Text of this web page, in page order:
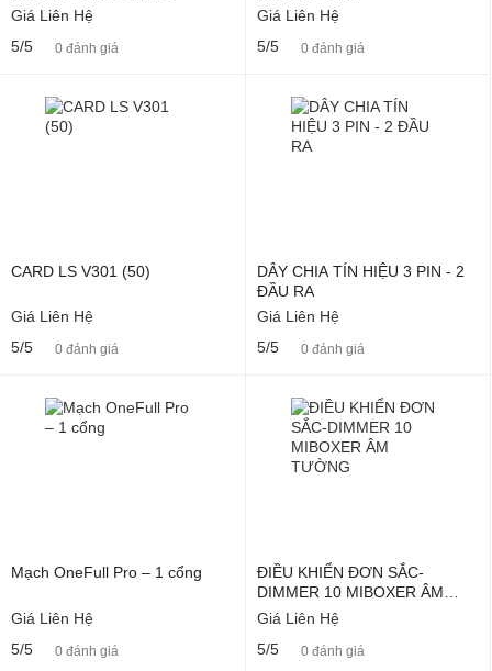
Giá Liên Hệ
5/5
0 đánh giá
Giá Liên Hệ
5/5
0 đánh giá
CARD LS V301 (50)
Giá Liên Hệ
5/5
0 đánh giá
DÂY CHIA TÍN HIỆU 3 PIN - 2
ĐẦU RA
Giá Liên Hệ
5/5
0 đánh giá
Mạch OneFull Pro – 1 cổng
Giá Liên Hệ
5/5
0 đánh giá
ĐIỀU KHIỂN ĐƠN SẮC-
DIMMER 10 MIBOXER ÂM
TƯỜNG
Giá Liên Hệ
5/5
0 đánh giá